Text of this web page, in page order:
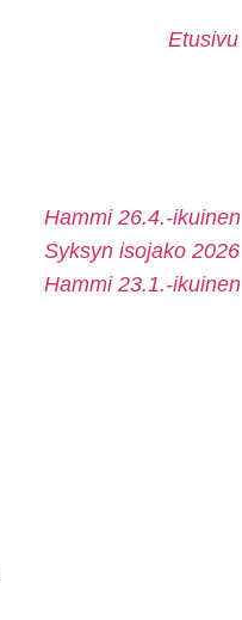
Etusivu
Hammi 26.4.-ikuinen
Syksyn isojako 2026
Hammi 23.1.-ikuinen